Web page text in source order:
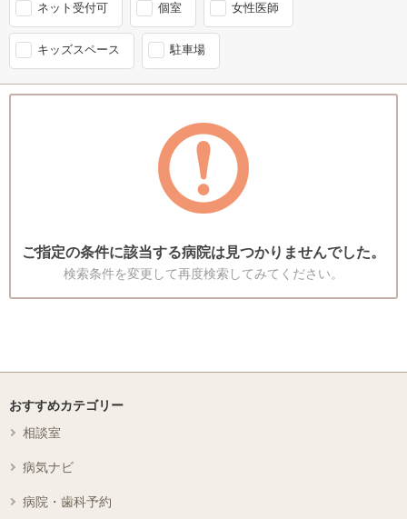
ネット受付可 個室 女性医師
キッズスペース 駐車場
ご指定の条件に該当する病院は見つかりませんでした。
検索条件を変更して再度検索してみてください。
おすすめカテゴリー
相談室
病気ナビ
病院・歯科予約